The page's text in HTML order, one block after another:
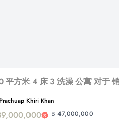
平方米 4 床 3 洗澡 公寓 对于
Prachuap Khiri Khan
฿ 47,000,000